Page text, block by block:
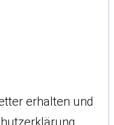
erhalten und